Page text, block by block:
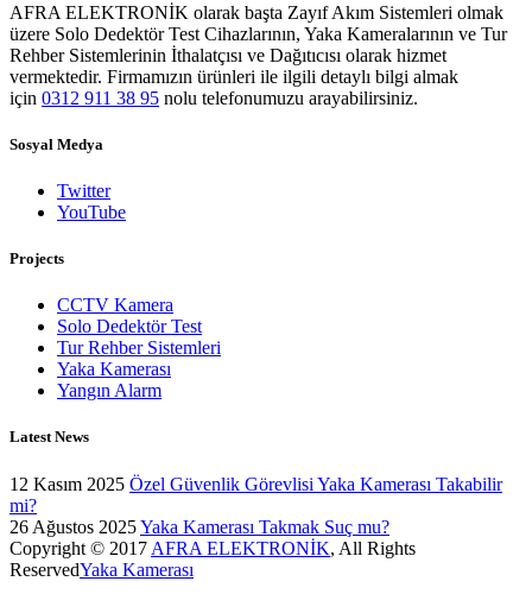
AFRA ELEKTRONİK olarak başta Zayıf Akım Sistemleri olmak
üzere Solo Dedektör Test Cihazlarının, Yaka Kameralarının ve Tur
Rehber Sistemlerinin İthalatçısı ve Dağıtıcısı olarak hizmet
vermektedir. Firmamızın ürünleri ile ilgili detaylı bilgi almak
için 0312 911 38 95 nolu telefonumuzu arayabilirsiniz.
Sosyal Medya
Twitter
YouTube
Projects
CCTV Kamera
Solo Dedektör Test
Tur Rehber Sistemleri
Yaka Kamerası
Yangın Alarm
Latest News
12 Kasım 2025 Özel Güvenlik Görevlisi Yaka Kamerası Takabilir
mi?
26 Ağustos 2025Yaka Kamerası Takmak Suç mu?
Copyright © 2017 AFRA ELEKTRONİK, All Rights
ReservedYaka Kamerası